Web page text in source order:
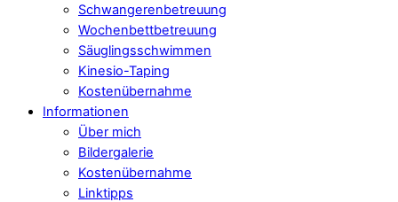
Schwangerenbetreuung
Wochenbettbetreuung
Säuglingsschwimmen
Kinesio-Taping
Kostenübernahme
Informationen
Über mich
Bildergalerie
Kostenübernahme
Linktipps